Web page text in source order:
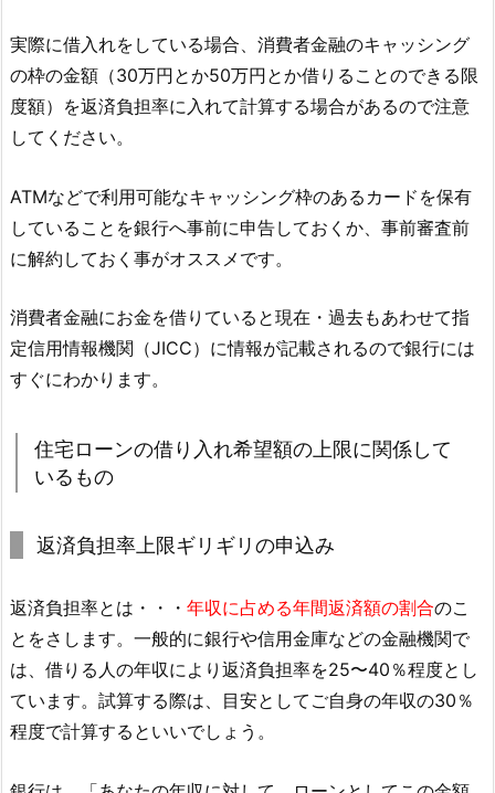
実際に借入れをしている場合、消費者金融のキャッシング
の枠の金額（30万円とか50万円とか借りることのできる限
度額）を返済負担率に入れて計算する場合があるので注意
してください。
ATMなどで利用可能なキャッシング枠のあるカードを保有
していることを銀行へ事前に申告しておくか、事前審査前
に解約しておく事がオススメです。
消費者金融にお金を借りていると現在・過去もあわせて指
定信用情報機関（JICC）に情報が記載されるので銀行には
すぐにわかります。
住宅ローンの借り入れ希望額の上限に関係して
いるもの
返済負担率上限ギリギリの申込み
返済負担率とは・・・ 年収に占める年間返済額の割合のこ
とをさします。一般的に銀行や信用金庫などの金融機関で
は、借りる人の年収により返済負担率を25〜40％程度とし
ています。試算する際は、目安としてご自身の年収の30％
程度で計算するといいでしょう。